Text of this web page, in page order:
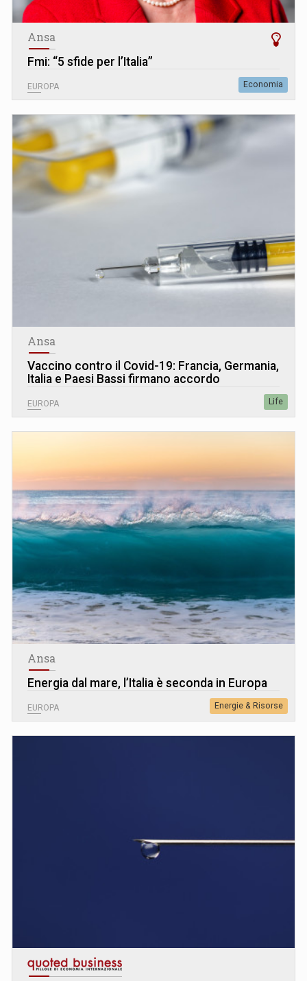
Ansa
Fmi: “5 sfide per l’Italia”
EUROPA Economia
Ansa
Vaccino contro il Covid-19: Francia, Germania,
Italia e Paesi Bassi firmano accordo
EUROPA Life
Ansa
Energia dal mare, l’Italia è seconda in Europa
EUROPA Energie & Risorse